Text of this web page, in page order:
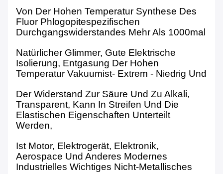
Von Der Hohen Temperatur Synthese Des
Fluor Phlogopitespezifischen
Durchgangswiderstandes Mehr Als 1000mal
Natürlicher Glimmer, Gute Elektrische
Isolierung, Entgasung Der Hohen
Temperatur Vakuumist- Extrem - Niedrig Und
Der Widerstand Zur Säure Und Zu Alkali,
Transparent, Kann In Streifen Und Die
Elastischen Eigenschaften Unterteilt
Werden,
Ist Motor, Elektrogerät, Elektronik,
Aerospace Und Anderes Modernes
Industrielles Wichtiges Nicht-Metallisches